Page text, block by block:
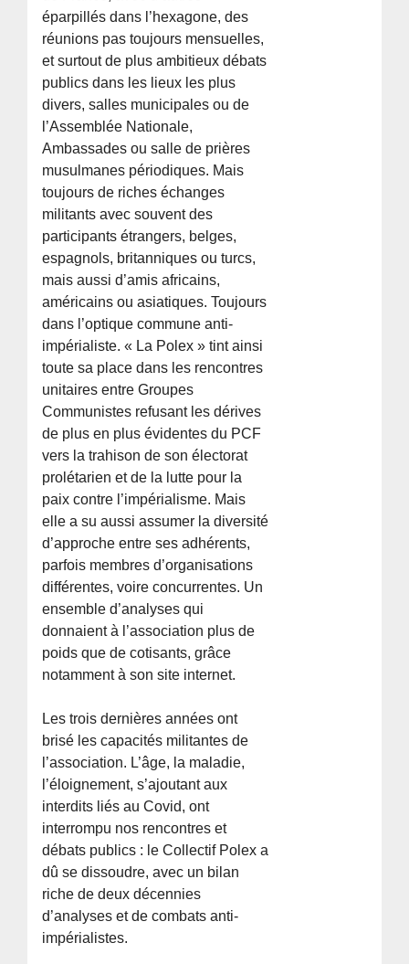
éparpillés dans l’hexagone, des
réunions pas toujours mensuelles,
et surtout de plus ambitieux débats
publics dans les lieux les plus
divers, salles municipales ou de
l’Assemblée Nationale,
Ambassades ou salle de prières
musulmanes périodiques. Mais
toujours de riches échanges
militants avec souvent des
participants étrangers, belges,
espagnols, britanniques ou turcs,
mais aussi d’amis africains,
américains ou asiatiques. Toujours
dans l’optique commune anti-
impérialiste. « La Polex » tint ainsi
toute sa place dans les rencontres
unitaires entre Groupes
Communistes refusant les dérives
de plus en plus évidentes du PCF
vers la trahison de son électorat
prolétarien et de la lutte pour la
paix contre l’impérialisme. Mais
elle a su aussi assumer la diversité
d’approche entre ses adhérents,
parfois membres d’organisations
différentes, voire concurrentes. Un
ensemble d’analyses qui
donnaient à l’association plus de
poids que de cotisants, grâce
notamment à son site internet.
Les trois dernières années ont
brisé les capacités militantes de
l’association. L’âge, la maladie,
l’éloignement, s’ajoutant aux
interdits liés au Covid, ont
interrompu nos rencontres et
débats publics : le Collectif Polex a
dû se dissoudre, avec un bilan
riche de deux décennies
d’analyses et de combats anti-
impérialistes.